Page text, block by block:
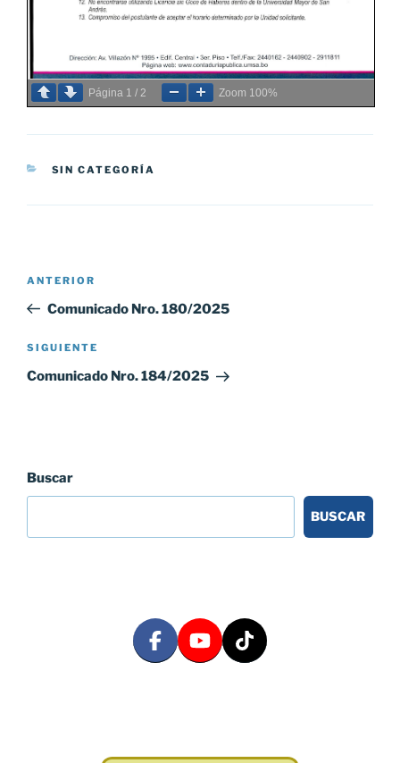
Página 1 / 2 Zoom 100%
CATEGORÍAS
SIN CATEGORÍA
Navegación
entradas
Entrada
anterior:
ANTERIOR
Comunicado Nro. 180/2025
Siguiente
entrada
SIGUIENTE
Comunicado Nro. 184/2025
Buscar
BUSCAR